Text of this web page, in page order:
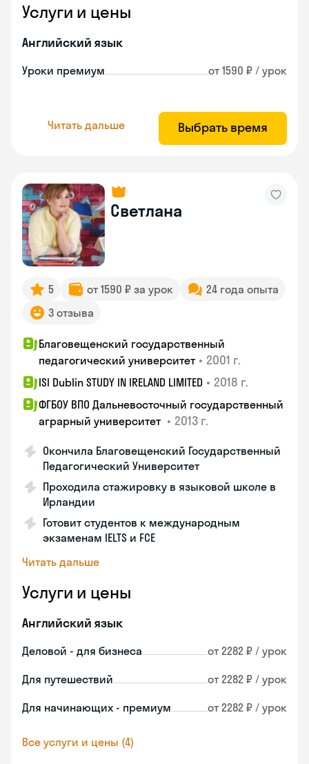
Услуги и цены
Английский язык
Уроки премиум от 1590 ₽ / урок
Читать дальше Выбрать время
Светлана
5 от 1590 ₽ за урок
24 года опыта
3 отзыва
Благовещенский государственный
педагогический университет • 2001 г.
ISI Dublin STUDY IN IRELAND LIMITED • 2018 г.
ФГБОУ ВПО Дальневосточный государственный
аграрный университет • 2013 г.
Окончила Благовещенский Государственный
Педагогический Университет
Проходила стажировку в языковой школе в
Ирландии
Готовит студентов к международным
экзаменам IELTS и FCE
Читать дальше
Услуги и цены
Английский язык
Деловой - для бизнеса от 2282 ₽ / урок
Для путешествий от 2282 ₽ / урок
Для начинающих - премиум от 2282 ₽ / урок
Все услуги и цены (4)